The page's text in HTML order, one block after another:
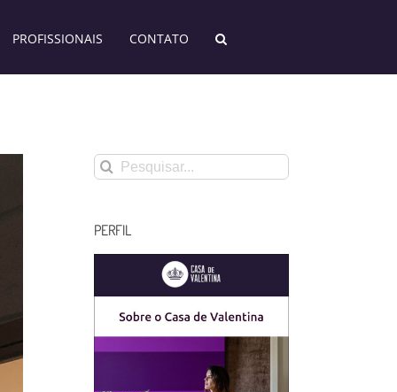
PROFISSIONAIS CONTATO
Buscar
resultados
PERFIL